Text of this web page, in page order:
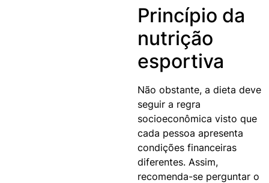
Princípio da
nutrição
esportiva
Não obstante, a dieta deve
seguir a regra
socioeconômica visto que
cada pessoa apresenta
condições financeiras
diferentes. Assim,
recomenda-se perguntar o